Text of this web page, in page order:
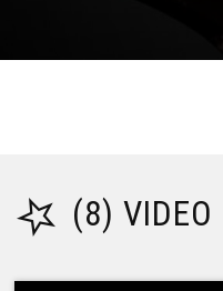
(8) VIDEO